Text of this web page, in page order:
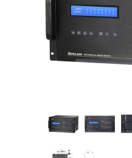
Energiemessung
Energieverteilung
Datenlogger
Remote I/O
IPC, Industrielle
Industrielle
Industrielle Computer
IT Netzwerktechnik /
Comet System
CompleTech
Contemporary Controls
Enginko - mcf88
Fokus Technologies